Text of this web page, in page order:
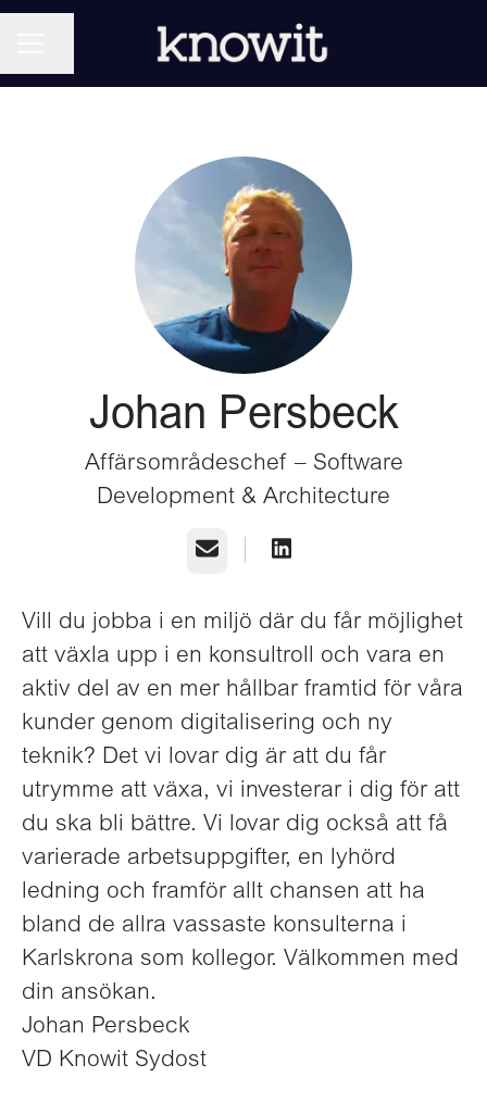
Johan Persbeck
Affärsområdeschef – Software
Development & Architecture
E-post
Vill du jobba i en miljö där du får möjlighet
att växla upp i en konsultroll och vara en
aktiv del av en mer hållbar framtid för våra
kunder genom digitalisering och ny
teknik? Det vi lovar dig är att du får
utrymme att växa, vi investerar i dig för att
du ska bli bättre. Vi lovar dig också att få
varierade arbetsuppgifter, en lyhörd
ledning och framför allt chansen att ha
bland de allra vassaste konsulterna i
Karlskrona som kollegor. Välkommen med
din ansökan.
Johan Persbeck
VD Knowit Sydost